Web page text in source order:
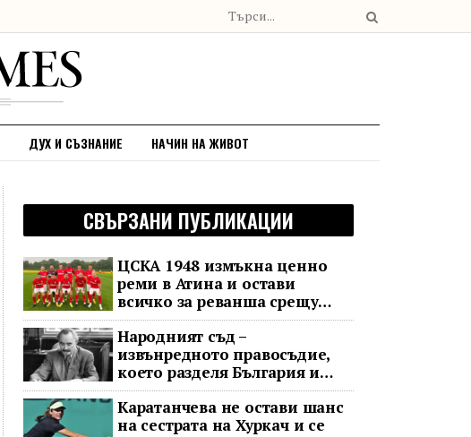
ДУХ И СЪЗНАНИЕ НАЧИН НА ЖИВОТ
СВЪРЗАНИ ПУБЛИКАЦИИ
ЦСКА 1948 измъкна ценно
реми в Атина и остави
всичко за реванша срещу
Панатинайкос
Народният съд –
извънредното правосъдие,
което разделя България и
днес
Каратанчева не остави шанс
на сестрата на Хуркач и се